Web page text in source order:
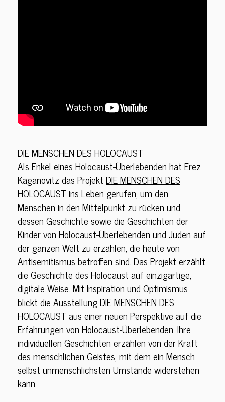
DIE MENSCHEN DES HOLOCAUST
Als Enkel eines Holocaust-Überlebenden hat Erez
Kaganovitz das ProjektDIE MENSCHEN DES
HOLOCAUSTins Leben gerufen, um den
Menschen in den Mittelpunkt zu rücken und
dessen Geschichte sowie die Geschichten der
Kinder von Holocaust-Überlebenden und Juden auf
der ganzen Welt zu erzählen, die heute von
Antisemitismus betroffen sind. Das Projekt erzählt
die Geschichte des Holocaust auf einzigartige,
digitale Weise. MitInspirationundOptimismus
blickt die Ausstellung DIE MENSCHEN DES
HOLOCAUST aus einer neuen Perspektive auf die
Erfahrungen von Holocaust-Überlebenden. Ihre
individuellen Geschichten erzählen von der Kraft
des menschlichen Geistes, mit dem ein Mensch
selbst unmenschlichsten Umstände widerstehen
kann.